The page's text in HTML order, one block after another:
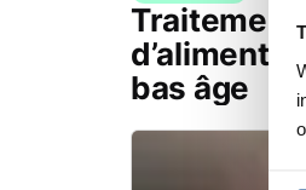
Traitement
d’aliments
bas âge